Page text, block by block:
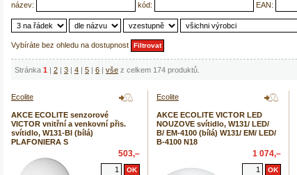
název: kód: EAN:
Vybíráte bez ohledu na dostupnost
Stránka 1 | 2 | 3 | 4 | 5 | 6 | vše z celkem 174 produktů.
Ecolite
AKCE ECOLITE senzorové
VICTOR vnitřní a venkovní přis.
svítidlo, W131-BI (bílá)
PLAFONIERA S
503,–
Ecolite
AKCE ECOLITE VICTOR LED
NOUZOVE svítidlo, W131/ LED/
B/ EM-4100 (bílá) W131/ EM/ LED/
B-4100 N18
1 074,–